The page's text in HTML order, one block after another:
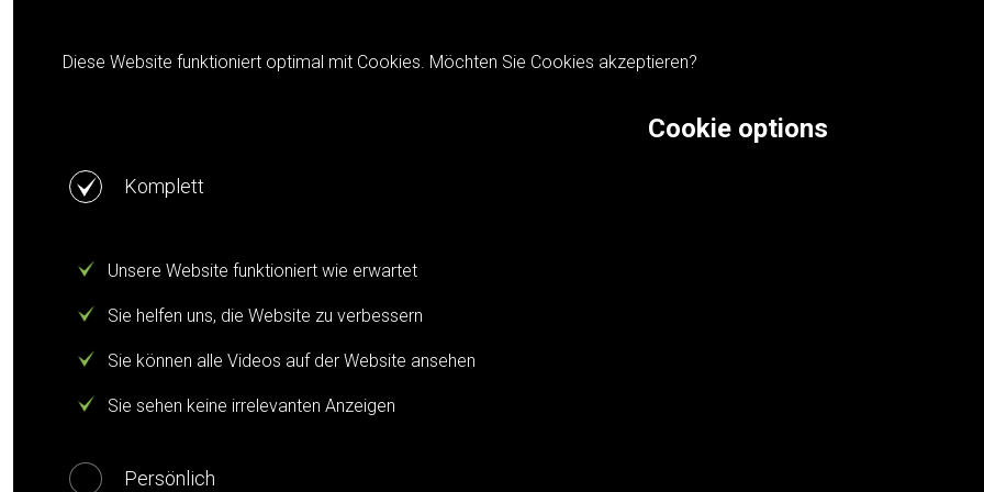
Cookie notification
Diese Website funktioniert optimal mit Cookies. Möchten Sie Cookies akzeptieren?
Cookie options
Komplett
Unsere Website funktioniert wie erwartet
Sie helfen uns, die Website zu verbessern
Sie können alle Videos auf der Website ansehen
Sie sehen keine irrelevanten Anzeigen
Persönlich